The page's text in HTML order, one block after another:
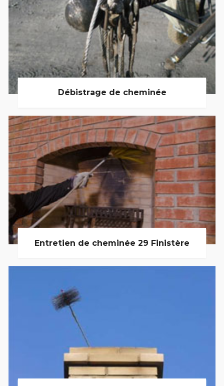
Débistrage de cheminée
Entretien de cheminée 29 Finistère